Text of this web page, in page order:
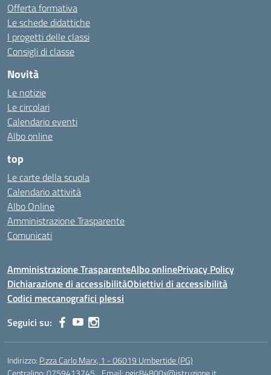
Offerta formativa
Le schede didattiche
I progetti delle classi
Consigli di classe
Novità
Le notizie
Le circolari
Calendario eventi
Albo online
top
Le carte della scuola
Calendario attività
Albo Online
Amministrazione Trasparente
Comunicati
Amministrazione TrasparenteAlbo onlinePrivacy Policy
Dichiarazione di accessibilitàObiettivi di accessibilità
Codici meccanografici plessi
Seguici su:
Indirizzo: P.zza Carlo Marx, 1 - 06019 Umbertide (PG)